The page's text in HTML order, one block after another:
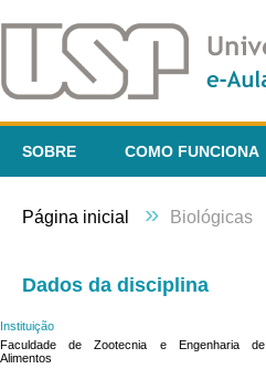
SOBRE COMO FUNCIONA
Página inicial » Biológicas
Dados da disciplina
Instituição
Faculdade de Zootecnia e Engenharia de
Alimentos